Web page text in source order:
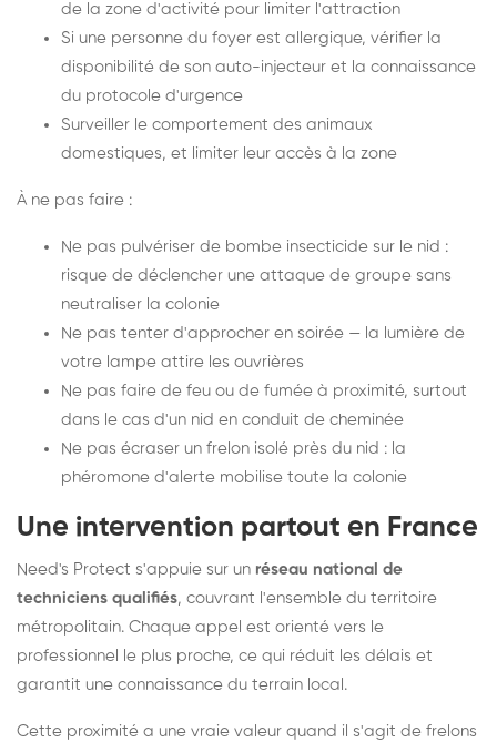
de la zone d'activité pour limiter l'attraction
Si une personne du foyer est allergique, vérifier la
disponibilité de son auto-injecteur et la connaissance
du protocole d'urgence
Surveiller le comportement des animaux
domestiques, et limiter leur accès à la zone
À ne pas faire :
Ne pas pulvériser de bombe insecticide sur le nid :
risque de déclencher une attaque de groupe sans
neutraliser la colonie
Ne pas tenter d'approcher en soirée — la lumière de
votre lampe attire les ouvrières
Ne pas faire de feu ou de fumée à proximité, surtout
dans le cas d'un nid en conduit de cheminée
Ne pas écraser un frelon isolé près du nid : la
phéromone d'alerte mobilise toute la colonie
Une intervention partout en France
Need's Protect s'appuie sur un réseau national de
techniciens qualifiés, couvrant l'ensemble du territoire
métropolitain. Chaque appel est orienté vers le
professionnel le plus proche, ce qui réduit les délais et
garantit une connaissance du terrain local.
Cette proximité a une vraie valeur quand il s'agit de frelons